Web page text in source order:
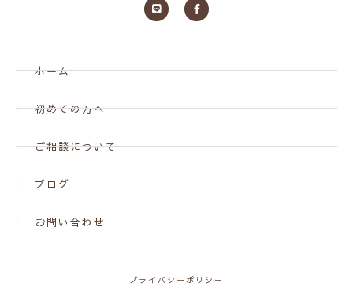
ホーム
初めての方へ
ご相談について
ブログ
お問い合わせ
プライバシーポリシー